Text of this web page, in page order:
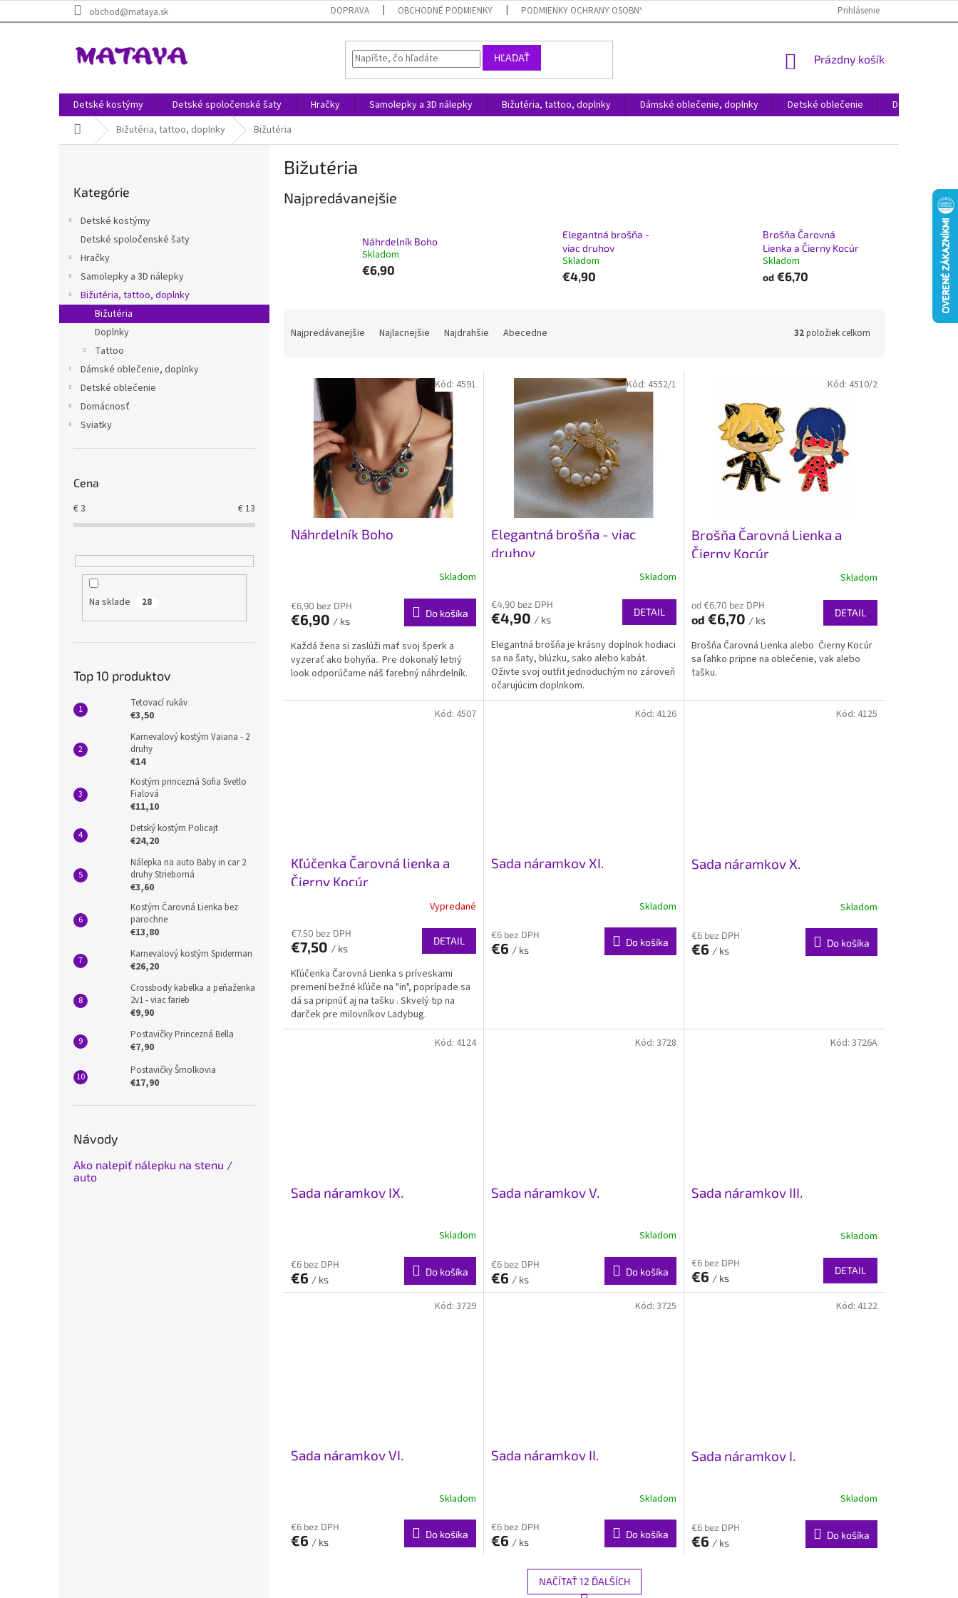
na
obchod@mataya.sk DOPRAVA OBCHODNÉ PODMIENKY PODMIENKY OCHRANY OSOBNÝCH ÚDAJOV VRÁTENIE TOVARU
Prihlásenie
HĽADAŤ
NÁKUPNÝ
Prázdny košík
Detské kostýmy Detské spoločenské šaty Hračky Samolepky a 3D nálepky Bižutéria, tattoo, doplnky Dámské oblečenie, doplnky Detské oblečenie
Domácnosť
DomovBižutéria, tattoo, doplnky Bižutéria
kategórie
Kategórie
Detské kostýmy
Detské spoločenské šaty
Hračky
Samolepky a 3D nálepky
Bižutéria, tattoo, doplnky
Bižutéria
Doplnky
Tattoo
Dámské oblečenie, doplnky
Detské oblečenie
Domácnosť
Sviatky
Cena
€3 €13
Na sklade 28
Top 10 produktov
Tetovací rukáv
€3,50
Karnevalový kostým Vaiana - 2
druhy
€14
Kostým princezná Sofia Svetlo
Fialová
€11,10
Detský kostým Policajt
€24,20
Nálepka na auto Baby in car 2
druhy Strieborná
€3,60
Kostým Čarovná Lienka bez
parochne
€13,80
Karnevalový kostým Spiderman
€26,20
Crossbody kabelka a peňaženka
2v1 - viac farieb
€9,90
Postavičky Princezná Bella
€7,90
Postavičky Šmolkovia
€17,90
Návody
Ako nalepiť nálepku na stenu /
auto
Bižutéria
Najpredávanejšie
Náhrdelník Boho
Skladom
€6,90
Elegantná brošňa -
viac druhov
Skladom
€4,90
Brošňa Čarovná
Lienka a Čierny Kocúr
Skladom
od€6,70
Najpredávanejšie Najlacnejšie Najdrahšie Abecedne 32položiek celkom
Náhrdelník Boho
Skladom
€6,90 bez DPH
€6,90 / ks
Do košíka
Každá žena si zaslúži mať svoj šperk a
vyzerať ako bohyňa.. Pre dokonalý letný
look odporúčame náš farebný náhrdelník.
Kód: 4591
Elegantná brošňa - viac
druhov
Skladom
€4,90 bez DPH
€4,90 / ks
DETAIL
Elegantná brošňa je krásny doplnok hodiaci
sa na šaty, blúzku, sako alebo kabát.
Oživte svoj outfit jednoduchým no zároveň
očarujúcim doplnkom.
Kód: 4552/1
Brošňa Čarovná Lienka a
Čierny Kocúr
Skladom
od €6,70 bez DPH
od €6,70 / ks
DETAIL
Brošňa Čarovná Lienka alebo Čierny Kocúr
sa ľahko pripne na oblečenie, vak alebo
tašku.
Kód: 4510/2
Kľúčenka Čarovná lienka a
Čierny Kocúr
Vypredané
€7,50 bez DPH
€7,50 / ks
DETAIL
Kľúčenka Čarovná Lienka s príveskami
premení bežné kľúče na "in", poprípade sa
dá sa pripnúť aj na tašku . Skvelý tip na
darček pre milovníkov Ladybug.
Kód: 4507
Sada náramkov XI.
Skladom
€6 bez DPH
€6 / ks
Do košíka
Kód: 4126
Sada náramkov X.
Skladom
€6 bez DPH
€6 / ks
Do košíka
Kód: 4125
Sada náramkov IX.
Skladom
€6 bez DPH
€6 / ks
Do košíka
Kód: 4124
Sada náramkov V.
Skladom
€6 bez DPH
€6 / ks
Do košíka
Kód: 3728
Sada náramkov III.
Skladom
€6 bez DPH
€6 / ks
DETAIL
Kód: 3726A
Sada náramkov VI.
Skladom
€6 bez DPH
€6 / ks
Do košíka
Kód: 3729
Sada náramkov II.
Skladom
€6 bez DPH
€6 / ks
Do košíka
Kód: 3725
Sada náramkov I.
Skladom
€6 bez DPH
€6 / ks
Do košíka
Kód: 4122
NAČÍTAŤ 12 ĎALŠÍCH